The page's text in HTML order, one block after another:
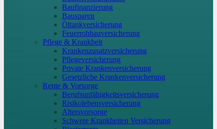
Baufinanzierung
Bausparen
Öltankversicherung
Feuerrohbauversicherung
Pflege & Krankheit
Krankenzusatzversicherung
Pflegeversicherung
Private Krankenversicherung
Gesetzliche Krankenversicherung
Rente & Vorsorge
Berufs­unfähigkeitsversicherung
Risikolebensversicherung
Altersvorsorge
Schwere Krankheiten Versicherung